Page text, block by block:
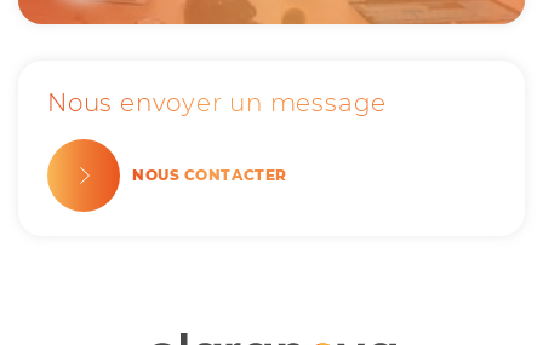
Nous envoyer un message
NOUS CONTACTER